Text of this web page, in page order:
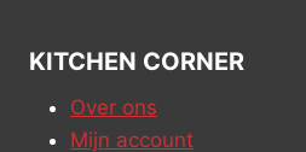
KITCHEN CORNER
Over ons
Mijn account